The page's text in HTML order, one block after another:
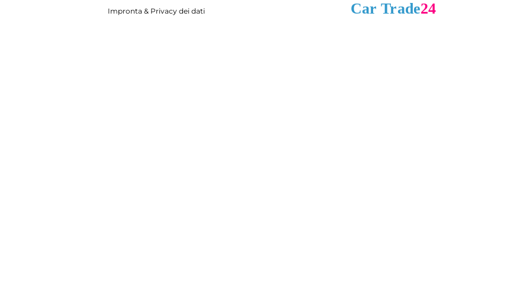
Impronta & Privacy dei dati